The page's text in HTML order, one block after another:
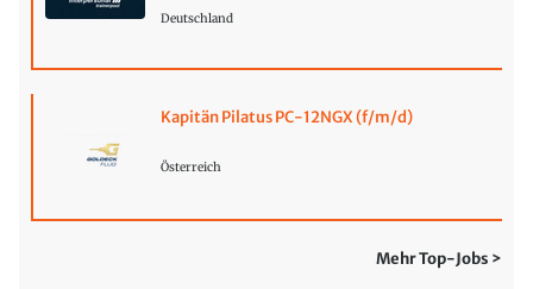
Deutschland
Kapitän Pilatus PC-12NGX (f/m/d)
Österreich
Mehr Top-Jobs >